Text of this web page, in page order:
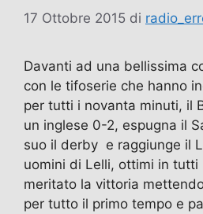
17 Ottobre 2015 di
Davanti ad una bellissima
con le tifoserie che hanno
per tutti i novanta minuti, il
un inglese 0-2, espugna il
suo il derby e raggiunge il
uomini di Lelli, ottimi in tutti
meritato la vittoria
per tutto il primo tempo e